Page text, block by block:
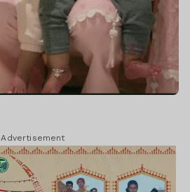
Advertisement